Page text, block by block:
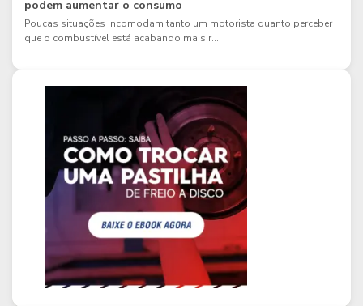
podem aumentar o consumo
Poucas situações incomodam tanto um motorista quanto perceber
que o combustível está acabando mais r...